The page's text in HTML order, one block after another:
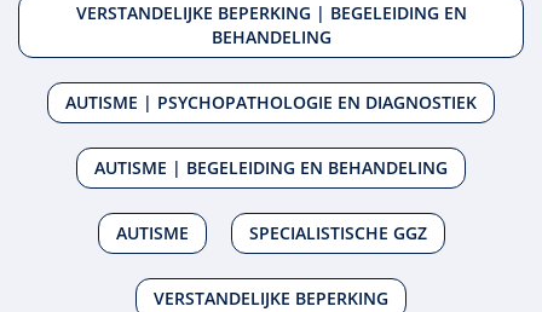
VERSTANDELIJKE BEPERKING | BEGELEIDING EN
BEHANDELING
AUTISME | PSYCHOPATHOLOGIE EN DIAGNOSTIEK
AUTISME | BEGELEIDING EN BEHANDELING
AUTISME SPECIALISTISCHE GGZ
VERSTANDELIJKE BEPERKING